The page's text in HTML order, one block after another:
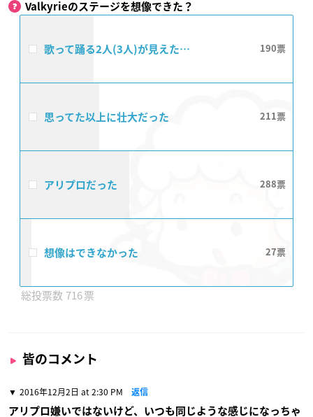
Valkyrieのステージを想像できた？
歌って踊る2人(3人)が見えた… 190
思ってた以上に壮大だった 211
アリプロだった 288
想像はできなかった 27
716
皆のコメント
2016年12月2日 at 2:30 PM 返信
アリプロ嫌いではないけど、いつも同じような感じになっちゃ